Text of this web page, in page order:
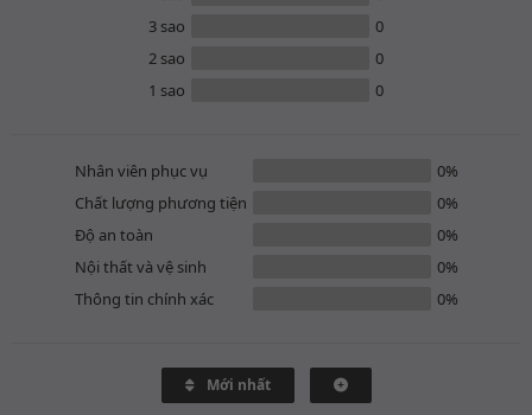
3 sao
0
2 sao
0
1 sao
0
Nhân viên phục vụ
0%
Chất lượng phương tiện
0%
Độ an toàn
0%
Nội thất và vệ sinh
0%
Thông tin chính xác
0%
Mới nhất